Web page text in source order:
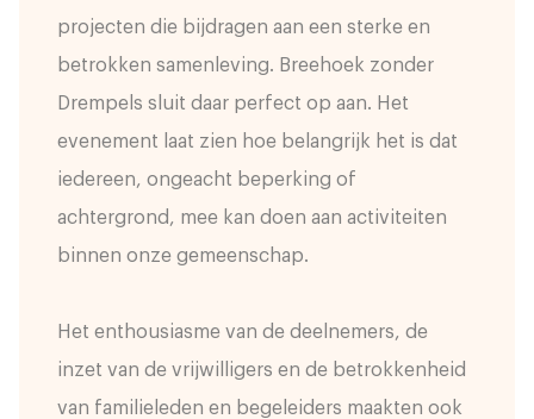
projecten die bijdragen aan een sterke en
betrokken samenleving. Breehoek zonder
Drempels sluit daar perfect op aan. Het
evenement laat zien hoe belangrijk het is dat
iedereen, ongeacht beperking of
achtergrond, mee kan doen aan activiteiten
binnen onze gemeenschap.
Het enthousiasme van de deelnemers, de
inzet van de vrijwilligers en de betrokkenheid
van familieleden en begeleiders maakten ook